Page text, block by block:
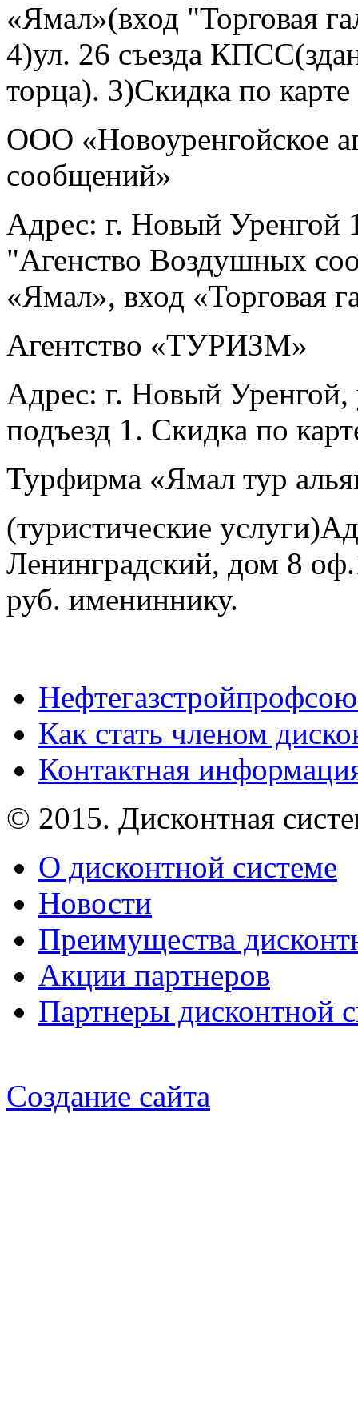
«Ямал»(вход "Торговая
4)ул. 26 съезда
торца). 3)Скидка по
ООО «Новоуренгойское
сообщений»
Адрес: г. Новый Уренгой
"Агенство Воздушных
«Ямал», вход «Торговая
Агентство «ТУРИЗМ»
Адрес: г. Новый
подъезд 1. Скидка по
Турфирма «Ямал тур
(туристические
Ленинградский, дом 8
руб. имениннику.
Как стать членом
Контактная
© 2015. Дисконтная
О дисконтной системе
Новости
Преимущества
Акции партнеров
Партнеры дисконтной
Создание сайта